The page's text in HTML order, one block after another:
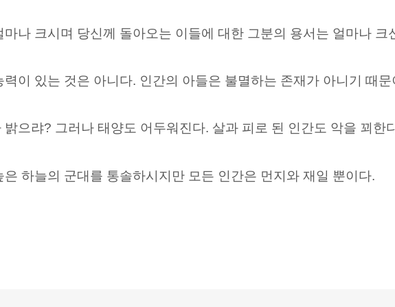
마나 크시며 당신께 돌아오는 이들에 대한 그분의 용서는 얼마나 크
력이 있는 것은 아니다. 인간의 아들은 불멸하는 존재가 아니기 때문
밝으랴? 그러나 태양도 어두워진다. 살과 피로 된 인간도 악을 꾀한
은 하늘의 군대를 통솔하시지만 모든 인간은 먼지와 재일 뿐이다.